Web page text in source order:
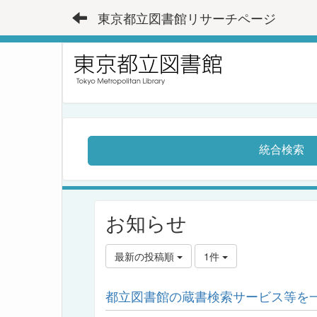
東京都立図書館リサーチページ
統合検索
お知らせ
最新の投稿順 1件
都立図書館の蔵書検索サービス等を